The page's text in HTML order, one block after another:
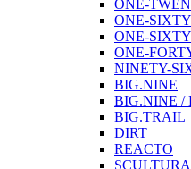
ONE-
ONE-SIXTY
ONE-
ONE-
NINETY-
BIG.NINE
BIG.NINE /
BIG.TRAIL
DIRT
REACTO
SCULTURA